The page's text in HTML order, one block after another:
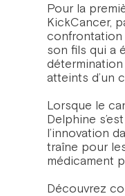
Pour la
KickCancer,
confrontation
son fils qui a
atteints d’un
Lorsque le
Delphine
l’innovation
traîne pour
médicament
Découvrez